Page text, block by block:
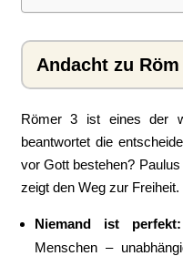
Andacht zu
Römer 3 ist eines der
beantwortet die
vor Gott bestehen?
zeigt den Weg zur Freiheit.
Niemand ist perfekt:
Menschen –